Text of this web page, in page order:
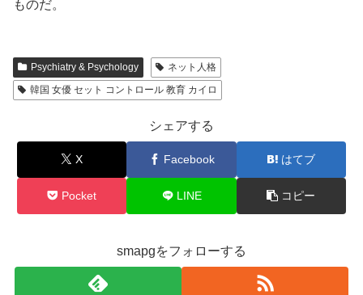
ものだ。
Psychiatry & Psychology
ネット人格
韓国 女優 セット コントロール 教育 カイロ
シェアする
X Facebook はてブ
Pocket LINE コピー
smapgをフォローする